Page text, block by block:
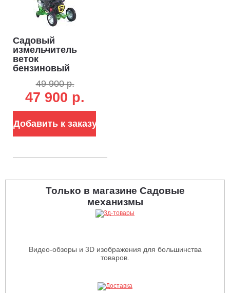
Садовый
измельчитель
веток
бензиновый
9.0 (RUS, 9.0 л.с.,
225 см3, ветки до
72 мм,
центробежное
сцепление, 48 кг)
49 900 р.
47 900 р.
Добавить к заказу
Только в магазине Садовые
механизмы
Видео-обзоры и 3D изображения для большинства
товаров.